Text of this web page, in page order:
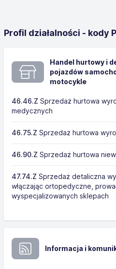
Profil działalności - kody
Handel hurtowy i
pojazdów
motocykle
46.46.Z Sprzedaż hurtowa
medycznych
46.75.Z Sprzedaż hurtowa
46.90.Z Sprzedaż hurtowa
47.74.Z Sprzedaż detaliczna
włączając ortopedyczne,
wyspecjalizowanych sklepach
Informacja i